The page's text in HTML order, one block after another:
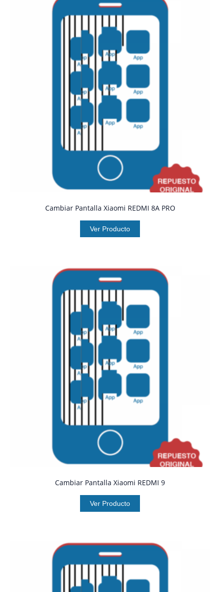
Cambiar Pantalla Xiaomi REDMI 8A PRO
Ver Producto
Cambiar Pantalla Xiaomi REDMI 9
Ver Producto